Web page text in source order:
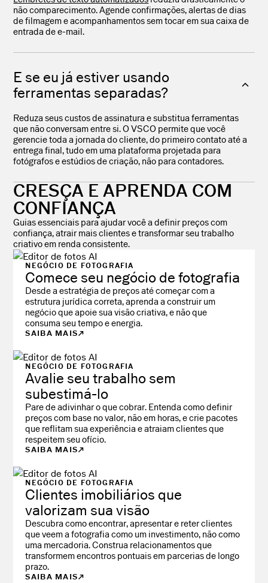
não comparecimento. Agende confirmações, alertas de dias
de filmagem e acompanhamentos sem tocar em sua caixa de
entrada de e-mail.
E se eu já estiver usando
ferramentas separadas?
Reduza seus custos de assinatura e substitua ferramentas
que não conversam entre si. O VSCO permite que você
gerencie toda a jornada do cliente, do primeiro contato até a
entrega final, tudo em uma plataforma projetada para
fotógrafos e estúdios de criação, não para contadores.
CRESÇA E APRENDA COM
CONFIANÇA
Guias essenciais para ajudar você a definir preços com
confiança, atrair mais clientes e transformar seu trabalho
criativo em renda consistente.
NEGÓCIO DE FOTOGRAFIA
Comece seu negócio de fotografia
Desde a estratégia de preços até começar com a
estrutura jurídica correta, aprenda a construir um
negócio que apoie sua visão criativa, e não que
consuma seu tempo e energia.
SAIBA MAIS
NEGÓCIO DE FOTOGRAFIA
Avalie seu trabalho sem
subestimá-lo
Pare de adivinhar o que cobrar. Entenda como definir
preços com base no valor, não em horas, e crie pacotes
que reflitam sua experiência e atraiam clientes que
respeitem seu ofício.
SAIBA MAIS
NEGÓCIO DE FOTOGRAFIA
Clientes imobiliários que
valorizam sua visão
Descubra como encontrar, apresentar e reter clientes
que veem a fotografia como um investimento, não como
uma mercadoria. Construa relacionamentos que
transformem encontros pontuais em parcerias de longo
prazo.
SAIBA MAIS